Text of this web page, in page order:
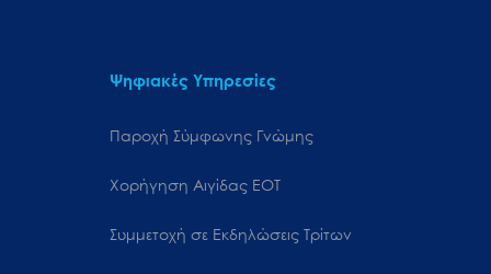
Ψηφιακές Υπηρεσίες
Παροχή Σύμφωνης Γνώμης
Χορήγηση Αιγίδας ΕΟΤ
Συμμετοχή σε Εκδηλώσεις Τρίτων